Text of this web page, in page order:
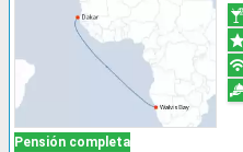
Pensión completa